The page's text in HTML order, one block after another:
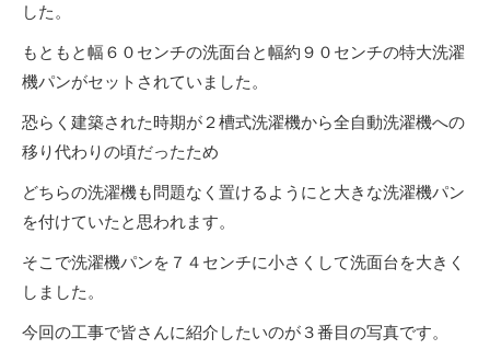
した。
もともと幅６０センチの洗面台と幅約９０センチの特大洗濯
機パンがセットされていました。
恐らく建築された時期が２槽式洗濯機から全自動洗濯機への
移り代わりの頃だったため
どちらの洗濯機も問題なく置けるようにと大きな洗濯機パン
を付けていたと思われます。
そこで洗濯機パンを７４センチに小さくして洗面台を大きく
しました。
今回の工事で皆さんに紹介したいのが３番目の写真です。